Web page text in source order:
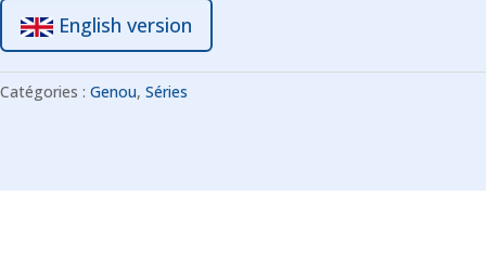
:
English version
Catégories : Genou, Séries